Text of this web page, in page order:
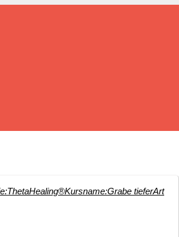
ThetaHealing®Kursname:Grabe tieferArt